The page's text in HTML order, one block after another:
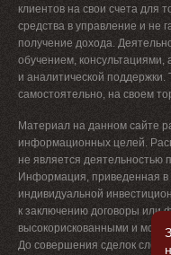
клиентов на свои счета для
средства в управление и не
получение дохода.
обучением,
и аналитической
самостоятельно, на своем
Материал на данном сайте
информационных целей.
не является деятельностью
Информация, приведенная в
индивидуальной
к заключению договоры или
высокорискованными и
До совершения сделок